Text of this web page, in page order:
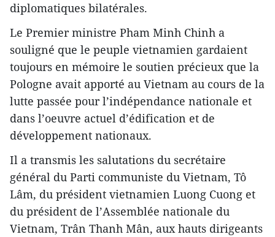
diplomatiques bilatérales.
Le Premier ministre Pham Minh Chinh a
souligné que le peuple vietnamien gardaient
toujours en mémoire le soutien précieux que la
Pologne avait apporté au Vietnam au cours de la
lutte passée pour l’indépendance nationale et
dans l’oeuvre actuel d’édification et de
développement nationaux.
Il a transmis les salutations du secrétaire
général du Parti communiste du Vietnam, Tô
Lâm, du président vietnamien Luong Cuong et
du président de l’Assemblée nationale du
Vietnam, Trân Thanh Mân, aux hauts dirigeants